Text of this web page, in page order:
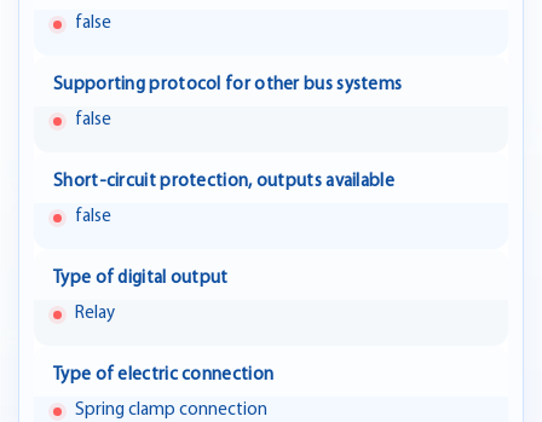
false
Supporting protocol for other bus systems
false
Short-circuit protection, outputs available
false
Type of digital output
Relay
Type of electric connection
Spring clamp connection